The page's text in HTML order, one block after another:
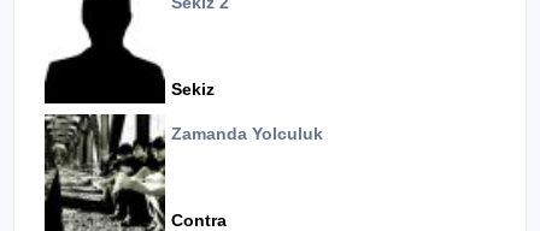
Sekiz
Zamanda Yolculuk
Contra